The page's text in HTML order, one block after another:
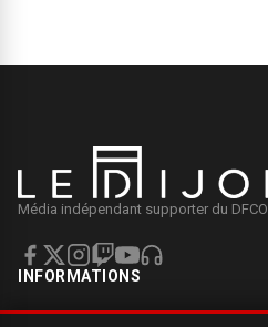
Média indépendant supporter du DFCO
INFORMATIONS
Mentions légales